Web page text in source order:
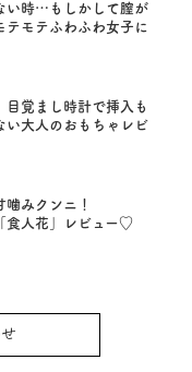
い時…もしかして膣が
テモテふわふわ女子に
目覚まし時計で挿入も
い大人のおもちゃレビ
噛みクンニ！
食人花」レビュー♡